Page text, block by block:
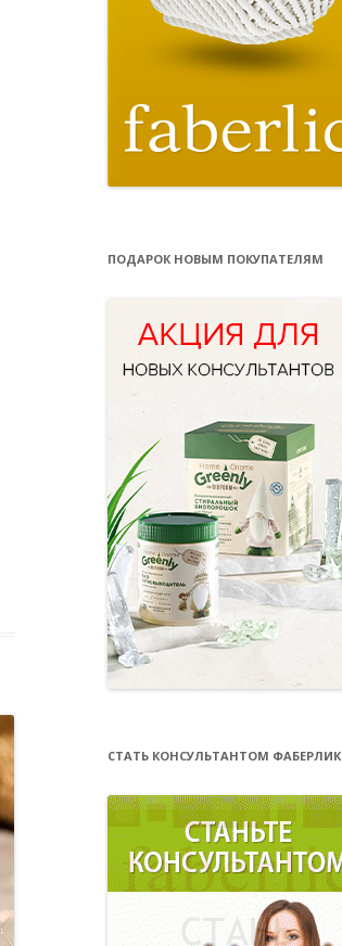
ПОДАРОК НОВЫМ ПОКУПАТЕЛЯМ
СТАТЬ КОНСУЛЬТАНТОМ ФАБЕРЛИК